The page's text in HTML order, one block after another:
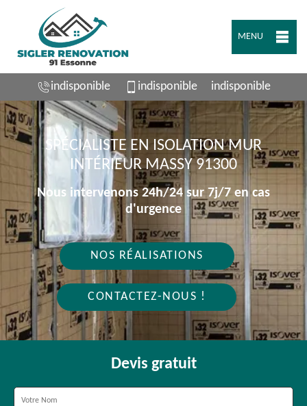
MENU
indisponible indisponible indisponible
SPÉCIALISTE EN ISOLATION MUR
INTÉRIEUR MASSY 91300
Nous intervenons 24h/24 sur 7j/7 en cas
d'urgence
NOS RÉALISATIONS
CONTACTEZ-NOUS !
Devis gratuit